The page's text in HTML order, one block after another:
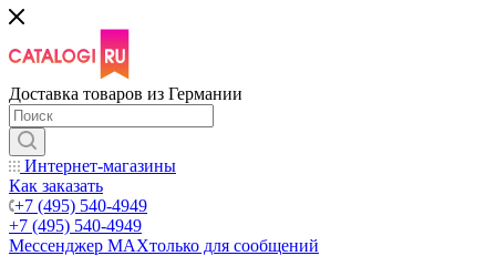
Доставка товаров из Германии
Интернет-магазины
Как заказать
+7 (495) 540-4949
+7 (495) 540-4949
Мессенджер МАХтолько для сообщений